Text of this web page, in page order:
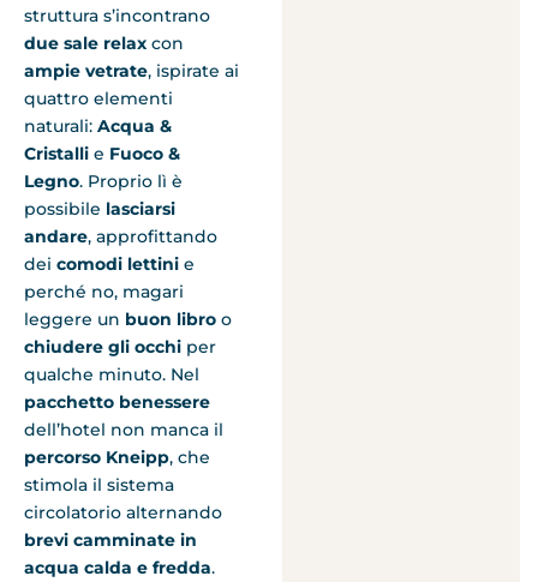
struttura s’incontrano
due sale relax con
ampie vetrate, ispirate ai
quattro elementi
naturali: Acqua &
Cristalli e Fuoco &
Legno. Proprio lì è
possibile lasciarsi
andare, approfittando
dei comodi lettini e
perché no, magari
leggere un buon libro o
chiudere gli occhi per
qualche minuto. Nel
pacchetto benessere
dell’hotel non manca il
percorso Kneipp, che
stimola il sistema
circolatorio alternando
brevi camminate in
acqua calda e fredda.